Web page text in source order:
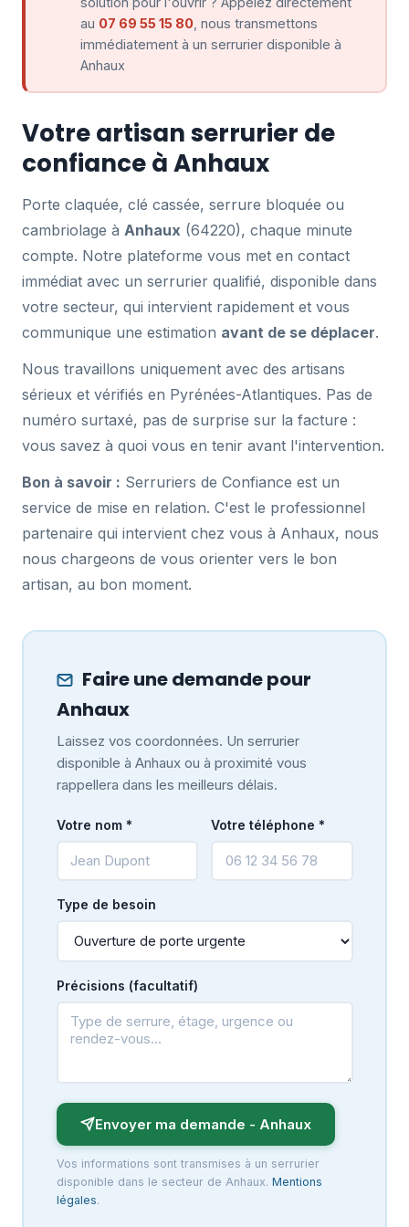
au 07 69 55 15 80 , nous transmettons
immédiatement à un serrurier disponible à
Anhaux
Votre artisan serrurier de
confiance à Anhaux
Porte claquée, clé cassée, serrure bloquée ou
cambriolage à Anhaux (64220), chaque minute
compte. Notre plateforme vous met en contact
immédiat avec un serrurier qualifié, disponible dans
votre secteur, qui intervient rapidement et vous
communique une estimation avant de se déplacer.
Nous travaillons uniquement avec des artisans
sérieux et vérifiés en Pyrénées-Atlantiques. Pas de
numéro surtaxé, pas de surprise sur la facture :
vous savez à quoi vous en tenir avant l'intervention.
Bon à savoir : Serruriers de Confiance est un
service de mise en relation. C'est le professionnel
partenaire qui intervient chez vous à Anhaux, nous
nous chargeons de vous orienter vers le bon
artisan, au bon moment.
Faire une demande pour
Anhaux
Laissez vos coordonnées. Un serrurier
disponible à Anhaux ou à proximité vous
rappellera dans les meilleurs délais.
Votre nom * Votre téléphone *
Type de besoin
Précisions (facultatif)
Envoyer ma demande - Anhaux
Vos informations sont transmises à un serrurier
disponible dans le secteur de Anhaux. Mentions
légales.